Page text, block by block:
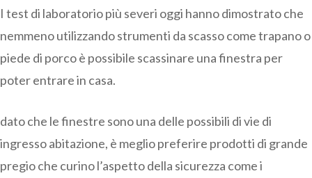
I test di laboratorio più severi oggi hanno dimostrato che
nemmeno utilizzando strumenti da scasso come trapano o
piede di porco è possibile scassinare una finestra per
poter entrare in casa.
dato che le finestre sono una delle possibili di vie di
ingresso abitazione, è meglio preferire prodotti di grande
pregio che curino l’aspetto della sicurezza come i